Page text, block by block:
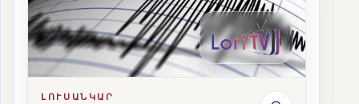
ԼՈՒՍԱՆԿԱՐ